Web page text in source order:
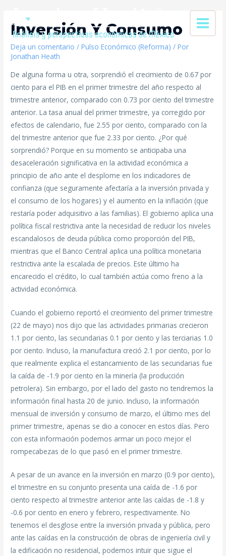
Inversión Y Consumo
Deja un comentario /Pulso Económico (Reforma) / Por
Jonathan Heath
De alguna forma u otra, sorprendió el crecimiento de 0.67 por
ciento para el PIB en el primer trimestre del año respecto al
trimestre anterior, comparado con 0.73 por ciento del trimestre
anterior. La tasa anual del primer trimestre, ya corregido por
efectos de calendario, fue 2.55 por ciento, comparado con la
del trimestre anterior que fue 2.33 por ciento. ¿Por qué
sorprendió? Porque en su momento se anticipaba una
desaceleración significativa en la actividad económica a
principio de año ante el desplome en los indicadores de
confianza (que seguramente afectaría a la inversión privada y
el consumo de los hogares) y el aumento en la inflación (que
restaría poder adquisitivo a las familias). El gobierno aplica una
política fiscal restrictiva ante la necesidad de reducir los niveles
escandalosos de deuda pública como proporción del PIB,
mientras que el Banco Central aplica una política monetaria
restrictiva ante la escalada de precios. Este último ha
encarecido el crédito, lo cual también actúa como freno a la
actividad económica.
Cuando el gobierno reportó el crecimiento del primer trimestre
(22 de mayo) nos dijo que las actividades primarias crecieron
1.1 por ciento, las secundarias 0.1 por ciento y las terciarias 1.0
por ciento. Incluso, la manufactura creció 2.1 por ciento, por lo
que realmente explica el estancamiento de las secundarias fue
la caída de -1.9 por ciento en la minería (la producción
petrolera). Sin embargo, por el lado del gasto no tendremos la
información final hasta 20 de junio. Incluso, la información
mensual de inversión y consumo de marzo, el último mes del
primer trimestre, apenas se dio a conocer en estos días. Pero
con esta información podemos armar un poco mejor el
rompecabezas de lo que pasó en el primer trimestre.
A pesar de un avance en la inversión en marzo (0.9 por ciento),
el trimestre en su conjunto presenta una caída de -1.6 por
ciento respecto al trimestre anterior ante las caídas de -1.8 y
-0.6 por ciento en enero y febrero, respectivamente. No
tenemos el desglose entre la inversión privada y pública, pero
ante las caídas en la construcción de obras de ingeniería civil y
la edificación no residencial, podemos intuir que sigue el